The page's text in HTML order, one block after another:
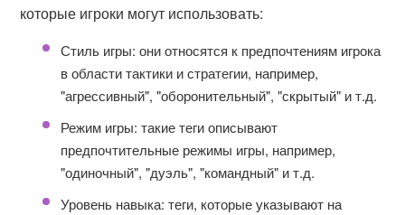
которые игроки могут использовать:
Стиль игры: они относятся к предпочтениям игрока
в области тактики и стратегии, например,
"агрессивный", "оборонительный", "скрытый" и т.д.
Режим игры: такие теги описывают
предпочтительные режимы игры, например,
"одиночный", "дуэль", "командный" и т.д.
Уровень навыка: теги, которые указывают на